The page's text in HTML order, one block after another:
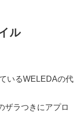
ル
いるWELEDAの代
ザラつきにアプロ